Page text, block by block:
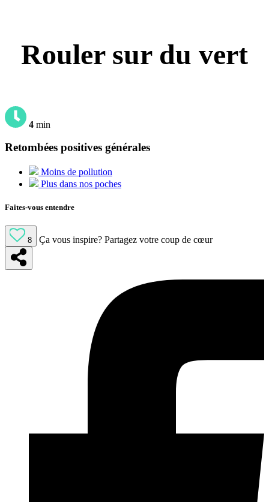
Rouler sur du vert
4 min
Retombées positives générales
Moins de pollution
Plus dans nos poches
Faites-vous entendre
8 Ça vous inspire? Partagez votre coup de cœur